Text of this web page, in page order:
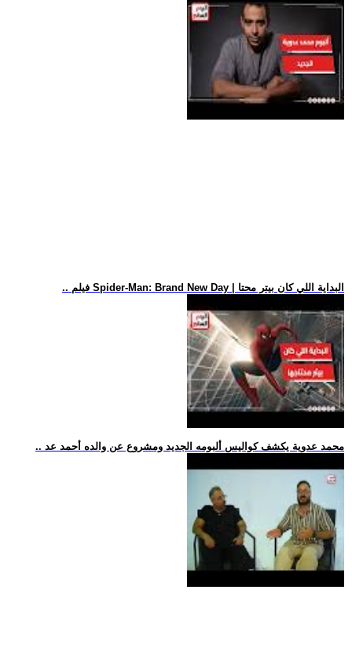
.. فيلم Spider-Man: Brand New Day | البداية اللي كان بيتر محتا
.. محمد عدوية يكشف كواليس ألبومه الجديد ومشروع عن والده أحمد عد